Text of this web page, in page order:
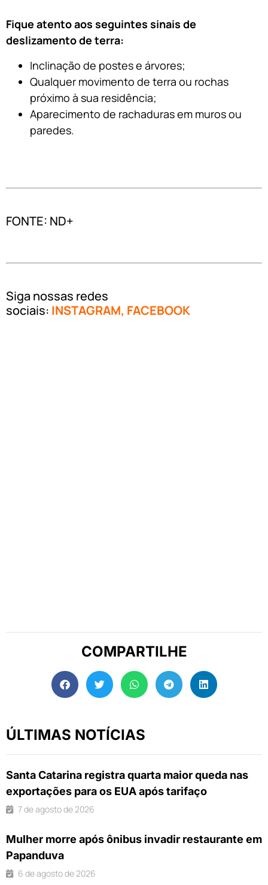
Fique atento aos seguintes sinais de
deslizamento de terra:
Inclinação de postes e árvores;
Qualquer movimento de terra ou rochas
próximo à sua residência;
Aparecimento de rachaduras em muros ou
paredes.
FONTE: ND+
Siga nossas redes
sociais: INSTAGRAM, FACEBOOK
COMPARTILHE
ÚLTIMAS NOTÍCIAS
Santa Catarina registra quarta maior queda nas
exportações para os EUA após tarifaço
7 de agosto de 2026
Mulher morre após ônibus invadir restaurante em
Papanduva
6 de agosto de 2026